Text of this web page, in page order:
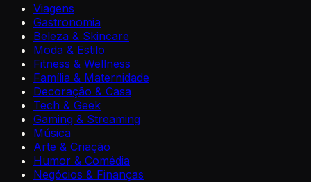
Viagens
Gastronomia
Beleza & Skincare
Moda & Estilo
Fitness & Wellness
Família & Maternidade
Decoração & Casa
Tech & Geek
Gaming & Streaming
Música
Arte & Criação
Humor & Comédia
Negócios & Finanças